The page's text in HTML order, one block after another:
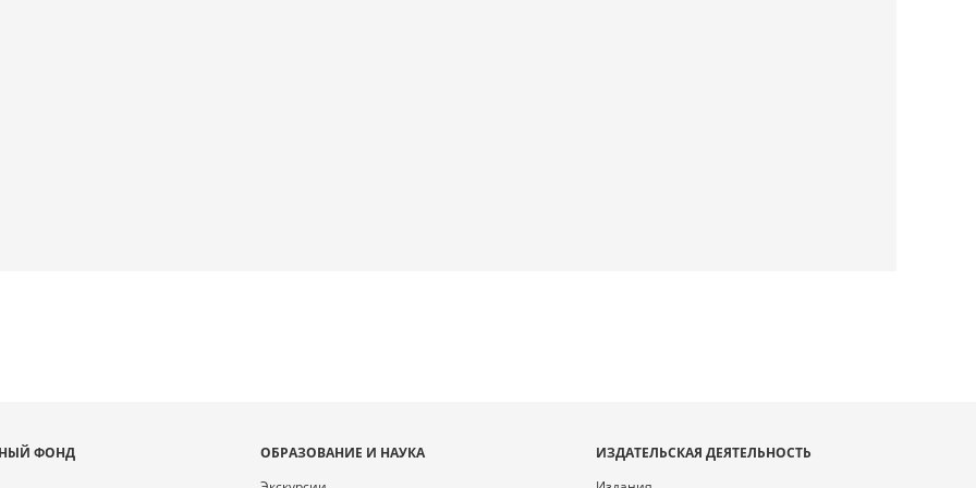
ФОНД
ОБРАЗОВАНИЕ И НАУКА
ИЗДАТЕЛЬСКАЯ ДЕЯТЕЛЬНОСТЬ